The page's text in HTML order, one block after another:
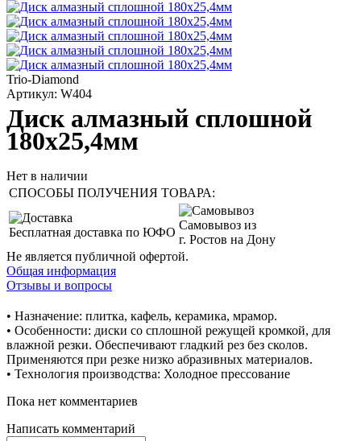
Trio-Diamond
Артикул: W404
Диск алмазный сплошной
180x25,4мм
Нет в наличии
СПОСОБЫ ПОЛУЧЕНИЯ ТОВАРА:
Бесплатная доставка по ЮФО
Самовывоз из
г. Ростов на Дону
Не является публичной офертой.
Общая информация
Отзывы и вопросы
• Назначение: плитка, кафель, керамика, мрамор.
• Особенности: диски со сплошной режущей кромкой, для
влажной резки. Обеспечивают гладкий рез без сколов.
Применяются при резке низко абразивных материалов.
• Технология производства: Холодное прессование
Пока нет комментариев
Написать комментарий